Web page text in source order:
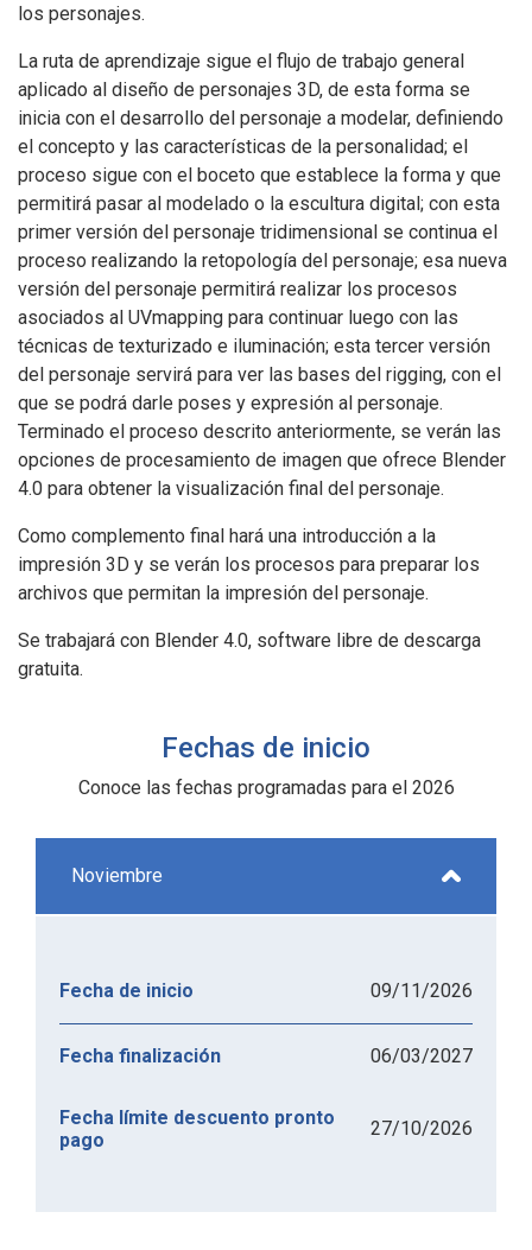
los personajes.
La ruta de aprendizaje sigue el flujo de trabajo general
aplicado al diseño de personajes 3D, de esta forma se
inicia con el desarrollo del personaje a modelar, definiendo
el concepto y las características de la personalidad; el
proceso sigue con el boceto que establece la forma y que
permitirá pasar al modelado o la escultura digital; con esta
primer versión del personaje tridimensional se continua el
proceso realizando la retopología del personaje; esa nueva
versión del personaje permitirá realizar los procesos
asociados al UVmapping para continuar luego con las
técnicas de texturizado e iluminación; esta tercer versión
del personaje servirá para ver las bases del rigging, con el
que se podrá darle poses y expresión al personaje.
Terminado el proceso descrito anteriormente, se verán las
opciones de procesamiento de imagen que ofrece Blender
4.0 para obtener la visualización final del personaje.
Como complemento final hará una introducción a la
impresión 3D y se verán los procesos para preparar los
archivos que permitan la impresión del personaje.
Se trabajará con Blender 4.0, software libre de descarga
gratuita.
Fechas de inicio
Conoce las fechas programadas para el 2026
Noviembre
Fecha de inicio 09/11/2026
Fecha finalización 06/03/2027
Fecha límite descuento pronto
pago
27/10/2026